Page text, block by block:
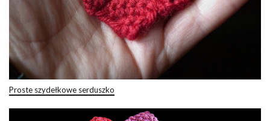
Proste szydełkowe serduszko